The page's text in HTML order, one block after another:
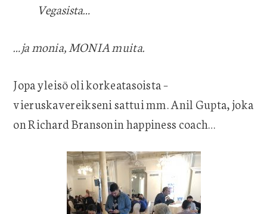
Vegasista…
…ja monia, MONIA muita.
Jopa yleisö oli korkeatasoista –
vieruskavereikseni sattui mm. Anil Gupta, joka
on Richard Bransonin happiness coach…